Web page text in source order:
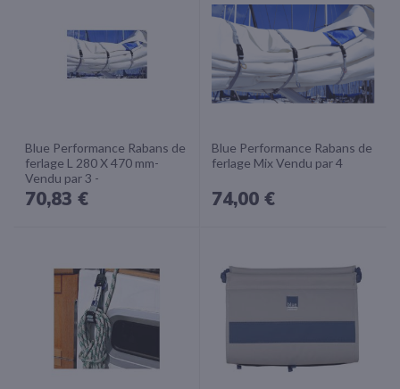
Blue Performance Rabans de
ferlage L 280 X 470 mm-
Vendu par 3 -
70,83 €
Blue Performance Rabans de
ferlage Mix Vendu par 4
74,00 €